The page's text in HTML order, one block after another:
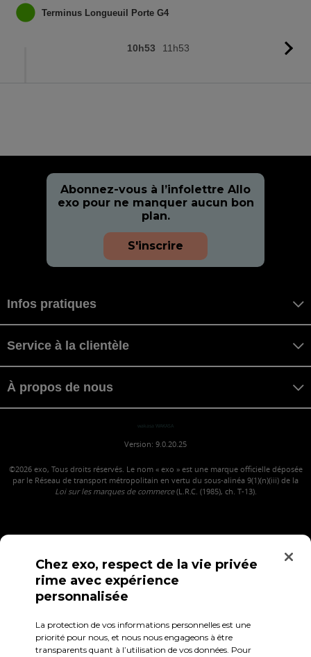
Terminus Longueuil Porte G4
10h53 11h53
Abonnez-vous à l’infolettre Allo
exo pour ne manquer aucun bon
plan.
S'inscrire
Infos pratiques
Service à la clientèle
À propos de nous
wakasa WAKASA
Version: 9.0.20.25
©2026 exo, Tous droits réservés. Le nom « exo » est une marque officielle déposée
par le Réseau de transport métropolitain en vertu du sous-alinéa 9(1)(n)(iii) de la
Loi sur les marques de commerce(L.R.C. (1985), ch. T-13).
Confidentialité Conditions d'utilisation Accès employés
Chez exo, respect de la vie privée
rime avec expérience
personnalisée
La protection de vos informations personnelles est une
priorité pour nous, et nous nous engageons à être
transparents quant à l’utilisation de vos données. Pour